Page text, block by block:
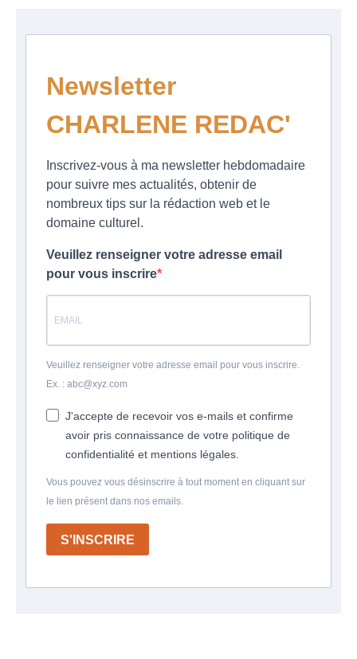
Newsletter
CHARLENE REDAC'
Inscrivez-vous à ma newsletter hebdomadaire
pour suivre mes actualités, obtenir de
nombreux tips sur la rédaction web et le
domaine culturel.
Veuillez renseigner votre adresse email
pour vous inscrire
Veuillez renseigner votre adresse email pour vous inscrire.
Ex. : abc@xyz.com
J'accepte de recevoir vos e-mails et confirme
avoir pris connaissance de votre politique de
confidentialité et mentions légales.
Vous pouvez vous désinscrire à tout moment en cliquant sur
le lien présent dans nos emails.
S'INSCRIRE